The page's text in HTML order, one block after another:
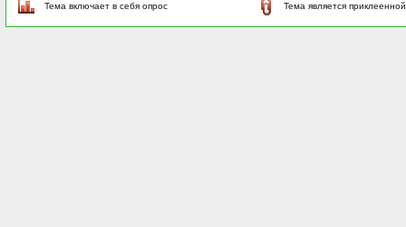
Тема включает в себя опрос
Тема является приклеенной